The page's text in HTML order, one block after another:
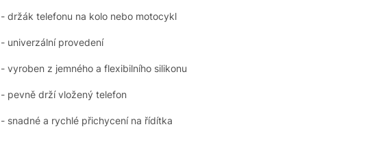
- držák telefonu na kolo nebo motocykl
- univerzální provedení
- vyroben z jemného a flexibilního silikonu
- pevně drží vložený telefon
- snadné a rychlé přichycení na řídítka